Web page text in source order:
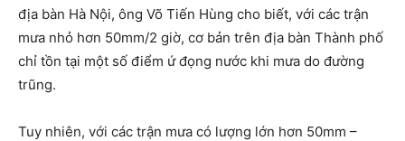
địa bàn Hà Nội, ông Võ Tiến Hùng cho biết, với các trận
mưa nhỏ hơn 50mm/2 giờ, cơ bản trên địa bàn Thành phố
chỉ tồn tại một số điểm ứ đọng nước khi mưa do đường
trũng.
Tuy nhiên, với các trận mưa có lượng lớn hơn 50mm –